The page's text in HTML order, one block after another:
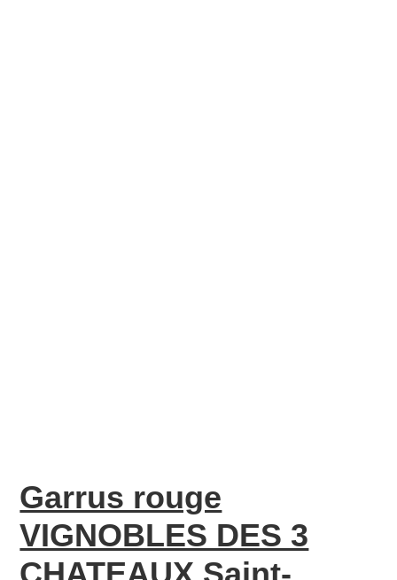
Garrus rouge
VIGNOBLES DES 3